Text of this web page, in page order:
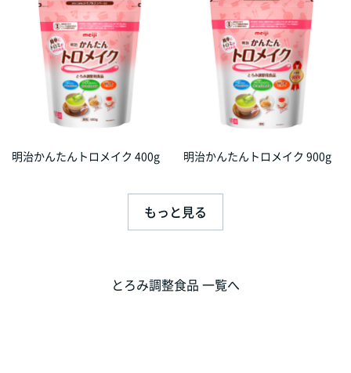
明治かんたんトロメイク 400g 明治かんたんトロメイク 900g
もっと見る
とろみ調整食品 一覧へ